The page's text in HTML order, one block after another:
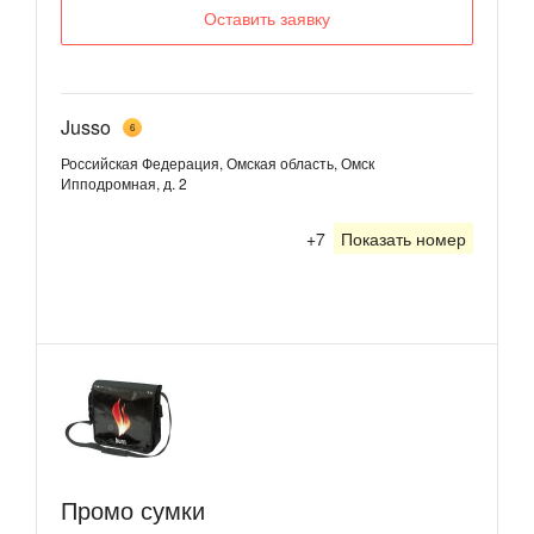
Оставить заявку
Jusso 6
Российская Федерация, Омская область, Омск
Ипподромная, д. 2
+7 Показать номер
Промо сумки